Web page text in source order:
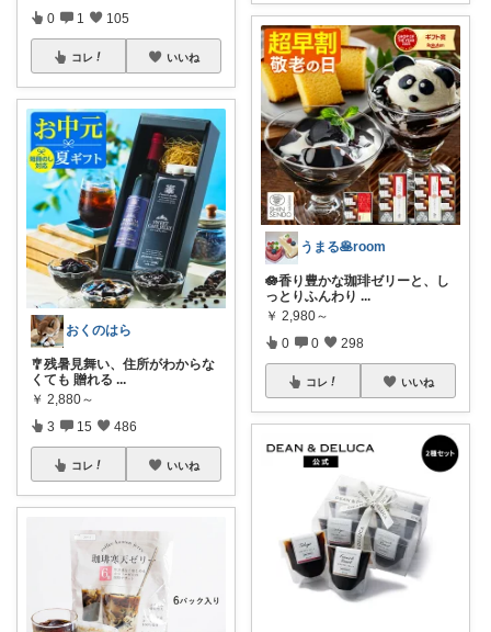
0 1 105
コレ いいね
おくのはら
🎐残暑見舞い、住所がわからな
くても 贈れる ...
￥ 2,880～
3 15 486
コレ いいね
うまる🥞room
🪷香り豊かな珈琲ゼリーと、し
っとりふんわり ...
￥ 2,980～
0 0 298
コレ いいね